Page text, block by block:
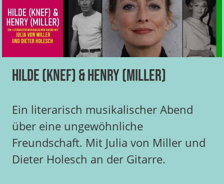
Hilde (Knef) & Henry (Miller)
Ein literarisch musikalischer Abend
über eine ungewöhnliche
Freundschaft. Mit Julia von Miller und
Dieter Holesch an der Gitarre.